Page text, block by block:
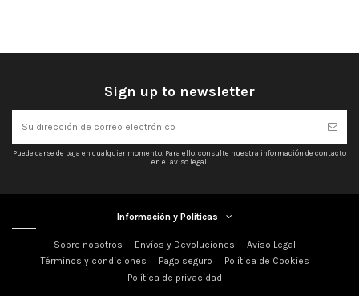
Sign up to newsletter
Puede darse de baja en cualquier momento. Para ello, consulte nuestra información de contacto
en el aviso legal.
Información y Politicas
Sobre nosotros Envíos y Devoluciones
Aviso Legal
Términos y condiciones
Pago seguro
Política de Cookies
Política de privacidad